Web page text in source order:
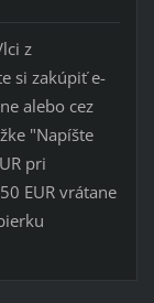
z
si zakúpiť e-
alebo cez
"Napíšte
pri
EUR vrátane